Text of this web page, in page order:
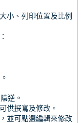
小、列印位置及比例
逆。
供撰寫及修改。
並可點選編輯來修改